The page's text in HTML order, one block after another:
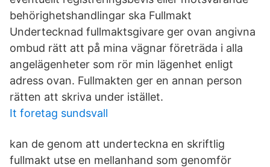
behörighetshandlingar ska Fullmakt
Undertecknad fullmaktsgivare ger ovan angivna
ombud rätt att på mina vägnar företräda i alla
angelägenheter som rör min lägenhet enligt
adress ovan. Fullmakten ger en annan person
rätten att skriva under istället.
It foretag sundsvall
kan de genom att underteckna en skriftlig
fullmakt utse en mellanhand som genomför